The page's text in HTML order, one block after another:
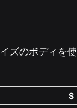
ズのボディを
S